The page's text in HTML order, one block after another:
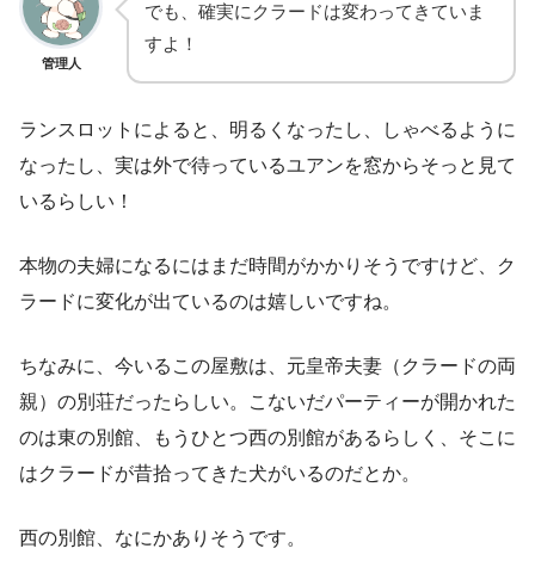
管理人
でも、確実にクラードは変わってきていま
すよ！
ランスロットによると、明るくなったし、しゃべるように
なったし、実は外で待っているユアンを窓からそっと見て
いるらしい！
本物の夫婦になるにはまだ時間がかかりそうですけど、ク
ラードに変化が出ているのは嬉しいですね。
ちなみに、今いるこの屋敷は、元皇帝夫妻（クラードの両
親）の別荘だったらしい。こないだパーティーが開かれた
のは東の別館、もうひとつ西の別館があるらしく、そこに
はクラードが昔拾ってきた犬がいるのだとか。
西の別館、なにかありそうです。